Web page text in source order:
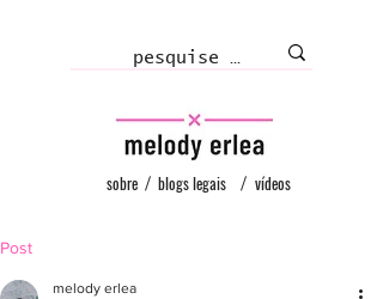
sobre / blogs legais / vídeos
Post
melody erlea